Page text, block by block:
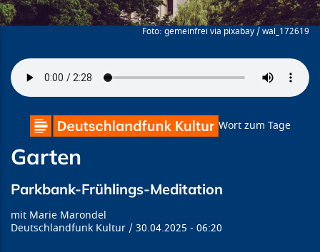
gemeinfrei via pixabay / wal_172619
Wort zum Tage
Garten
Parkbank-Frühlings-Meditation
Marie Marondel
Deutschlandfunk Kultur
30.04.2025 06:20